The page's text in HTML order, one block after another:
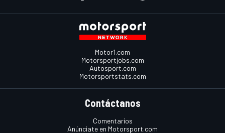
Motor1.com
Motorsportjobs.com
Autosport.com
Motorsportstats.com
Contáctanos
Comentarios
Anúnciate en Motorsport.com